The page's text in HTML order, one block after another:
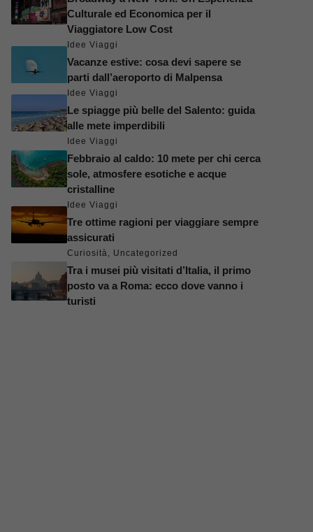
Culturale ed Economica per il
Viaggiatore Low Cost
Idee Viaggi
Vacanze estive: cosa devi sapere se
parti dall’aeroporto di Malpensa
Idee Viaggi
Le spiagge più belle del Salento: guida
alle mete imperdibili
Idee Viaggi
Febbraio al caldo: 10 mete per chi cerca
sole, atmosfere esotiche e acque
cristalline
Idee Viaggi
Tre ottime ragioni per viaggiare sempre
assicurati
Curiosità, Uncategorized
Tra i musei più visitati d’Italia, il primo
posto va a Roma: ecco dove vanno i
turisti